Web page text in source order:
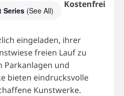
Series (See All)
Kostenfrei
eingeladen, ihrer
freien Lauf zu
Parkanlagen und
bieten eindrucksvolle
Kunstwerke.